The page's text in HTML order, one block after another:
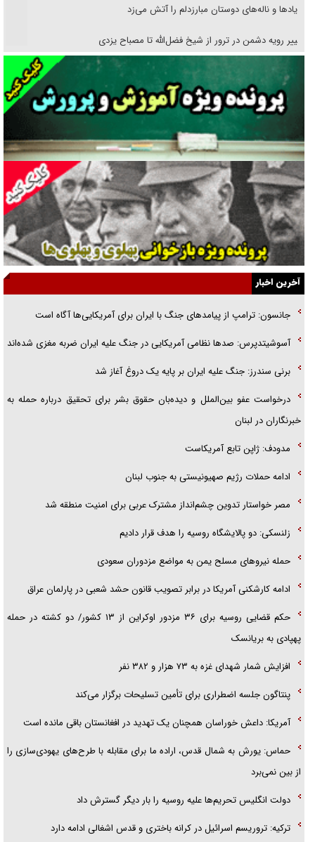
فریاد‌ها و ناله‌های دوستان مبارزدلم را آتش می‌زد
تغییر رویه دشمن در ترور از شیخ فضل‌الله تا مصباح یزدی
خرید قسطی اولش خنده و آخرش گریه است!
فوتبال و آن «بالا»!
راهبرد غافلگیری با نسل جدید پهپاد‌ها
جنجال پزشکان تقلبی در صنعت زیبایی
یهودی‌ها در ادبیات داستانی اروپا؛ از شکسپیر تا دیکنز
گفت‌وگو با خواهر یکی از شهدای جنگ رمضان/ خواهرم فرمانده جهادی و
اهل خدمت بی‌منت بود
جزئیات شکنجه‌هایم فراتر از آن است که در بیان بگنجد!
گزارش «جوان» از قوانین سخت‌گیرانه ۶ قاره در برابر یورش به پاسگاه‌های
آخرین اخبار
جانسون: ترامپ از پیامد‌های جنگ با ایران برای آمریکایی‌ها آگاه است
آسوشیتدپرس: صد‌ها نظامی آمریکایی در جنگ علیه ایران ضربه مغزی شده‌اند
برنی سندرز: جنگ علیه ایران بر پایه یک دروغ آغاز شد
درخواست عفو بین‌الملل و دیده‌بان حقوق بشر برای تحقیق درباره حمله به
خبرنگاران در لبنان
مدودف: ژاپن تابع آمریکاست
ادامه حملات رژیم صهیونیستی به جنوب لبنان
مصر خواستار تدوین چشم‌انداز مشترک عربی برای امنیت منطقه شد
زلنسکی: دو پالایشگاه روسیه را هدف قرار دادیم
حمله نیرو‌های مسلح یمن به مواضع مزدوران سعودی
ادامه کارشکنی آمریکا در برابر تصویب قانون حشد شعبی در پارلمان عراق
حکم قضایی روسیه برای ۳۶ مزدور اوکراین از ۱۳ کشور/ دو کشته در حمله
پهپادی به بریانسک
افزایش شمار شهدای غزه به ۷۳ هزار و ۳۸۲ نفر
پنتاگون جلسه اضطراری برای تأمین تسلیحات برگزار می‌کند
آمریکا: داعش خوراسان همچنان یک تهدید در افغانستان باقی مانده است
حماس: یورش به شمال قدس، اراده ما برای مقابله با طرح‌های یهودی‌سازی را
از بین نمی‌برد
دولت انگلیس تحریم‌ها علیه روسیه را بار دیگر گسترش داد
ترکیه: تروریسم اسرائیل در کرانه باختری و قدس اشغالی ادامه دارد